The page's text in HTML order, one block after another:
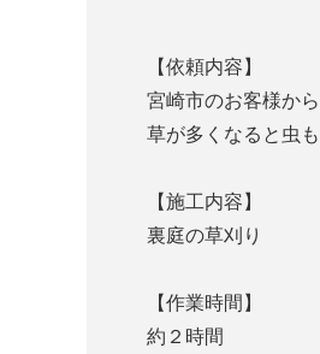
【依頼内容】
宮崎市のお客様か
草が多くなると虫
【施工内容】
裏庭の草刈り
【作業時間】
約２時間